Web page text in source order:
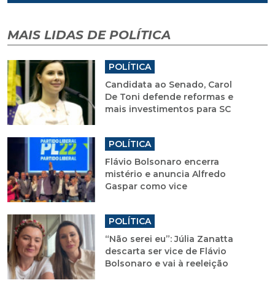
MAIS LIDAS DE POLÍTICA
POLÍTICA
Candidata ao Senado, Carol
De Toni defende reformas e
mais investimentos para SC
POLÍTICA
Flávio Bolsonaro encerra
mistério e anuncia Alfredo
Gaspar como vice
POLÍTICA
“Não serei eu”: Júlia Zanatta
descarta ser vice de Flávio
Bolsonaro e vai à reeleição